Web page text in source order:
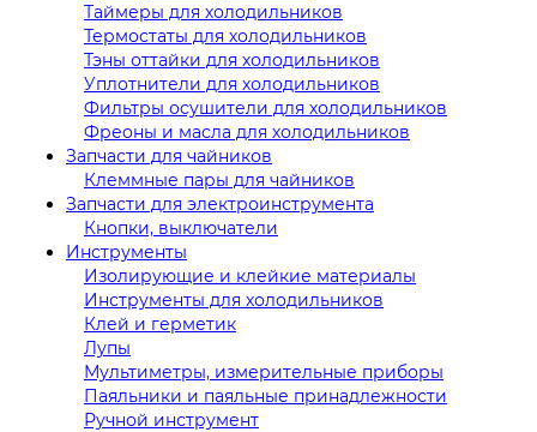
Таймеры для холодильников
Термостаты для холодильников
Тэны оттайки для холодильников
Уплотнители для холодильников
Фильтры осушители для холодильников
Фреоны и масла для холодильников
Запчасти для чайников
Клеммные пары для чайников
Запчасти для электроинструмента
Кнопки, выключатели
Инструменты
Изолирующие и клейкие материалы
Инструменты для холодильников
Клей и герметик
Лупы
Мультиметры, измерительные приборы
Паяльники и паяльные принадлежности
Ручной инструмент